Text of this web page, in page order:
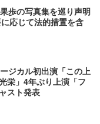
歩の写真集を巡り声明
応じて法的措置を含
ジカル初出演「この上
栄」4年ぶり上演「フ
スト発表